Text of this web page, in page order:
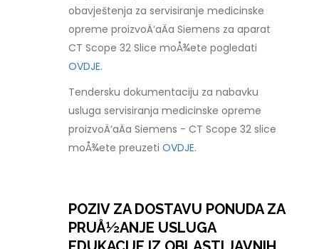
obavještenja za servisiranje medicinske
opreme proizvoÄ‘aÄa Siemens za aparat
CT Scope 32 Slice moÅ¾ete pogledati
OVDJE.
Tendersku dokumentaciju za nabavku
usluga servisiranja medicinske opreme
proizvoÄ‘aÄa Siemens - CT Scope 32 slice
moÅ¾ete preuzetiOVDJE.
POZIV ZA DOSTAVU PONUDA ZA
PRUÅ½ANJE USLUGA